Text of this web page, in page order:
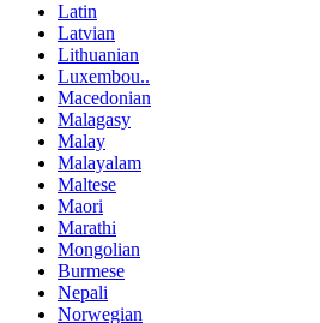
Latin
Latvian
Lithuanian
Luxembou..
Macedonian
Malagasy
Malay
Malayalam
Maltese
Maori
Marathi
Mongolian
Burmese
Nepali
Norwegian